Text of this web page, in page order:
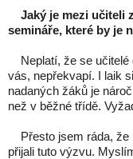
Jaký je mezi učiteli
semináře, které by je
Neplatí, že se učitelé
vás, nepřekvapí. I laik
nadaných žáků je
než v běžné třídě.
Přesto jsem ráda, že
přijali tuto výzvu.